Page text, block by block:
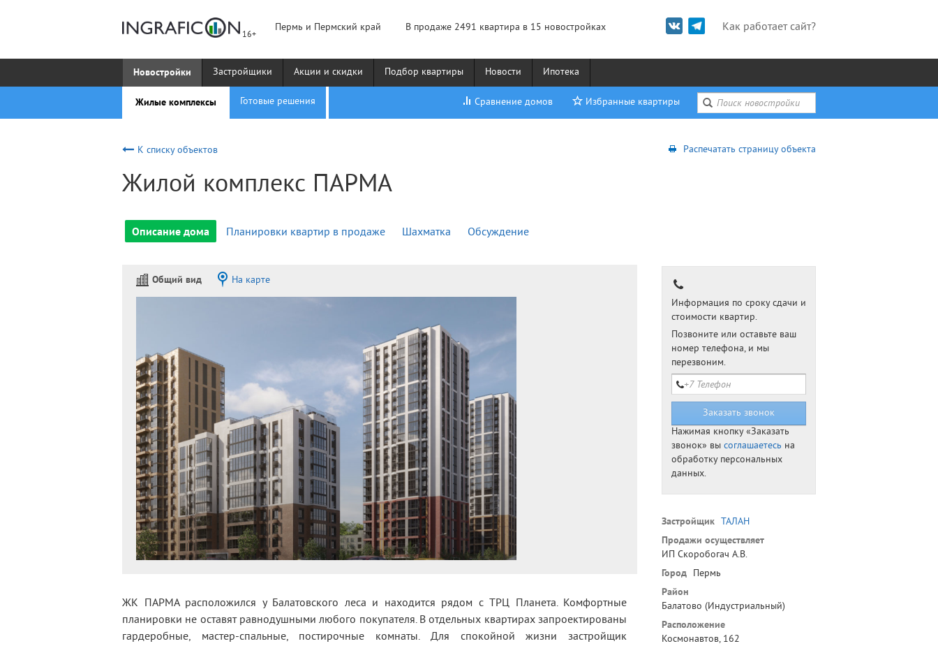
Пермь и Пермский край В продаже 2491 квартира в 15 новостройках Как работает сайт?
Новостройки Застройщики Акции и скидки Подбор квартиры Новости Ипотека
Жилые комплексы Готовые решения Сравнение домов Избранные квартиры
К списку объектов Распечатать страницу объекта
Жилой комплекс ПАРМА
Описание дома Планировки квартир в продаже Шахматка Обсуждение
Общий вид На карте
ЖК ПАРМА расположился у Балатовского леса и находится рядом с ТРЦ Планета. Комфортные
планировки не оставят равнодушными любого покупателя. В отдельных квартирах запроектированы
гардеробные, мастер-спальные, постирочные комнаты. Для спокойной жизни застройщик
Информация по сроку сдачи и
стоимости квартир.
Позвоните или оставьте ваш
номер телефона, и мы
перезвоним.
Нажимая кнопку «Заказать
звонок» вы соглашаетесь на
обработку персональных
данных.
Застройщик ТАЛАН
Продажи осуществляет
ИП Скоробогач А.В.
Город Пермь
Район
Балатово (Индустриальный)
Расположение
Космонавтов, 162